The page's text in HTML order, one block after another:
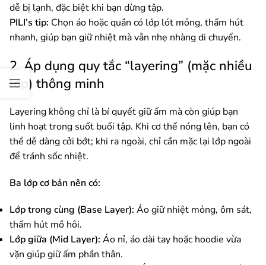
dễ bị lạnh, đặc biệt khi bạn dừng tập.
PILI’s tip: Chọn áo hoặc quần có lớp lót mỏng, thấm hút
nhanh, giúp bạn giữ nhiệt mà vẫn nhẹ nhàng di chuyển.
2. Áp dụng quy tắc “layering” (mặc nhiều
lớp) thông minh
Layering không chỉ là bí quyết giữ ấm mà còn giúp bạn
linh hoạt trong suốt buổi tập. Khi cơ thể nóng lên, bạn có
thể dễ dàng cởi bớt; khi ra ngoài, chỉ cần mặc lại lớp ngoài
để tránh sốc nhiệt.
Ba lớp cơ bản nên có:
Lớp trong cùng (Base Layer): Áo giữ nhiệt mỏng, ôm sát,
thấm hút mồ hôi.
Lớp giữa (Mid Layer): Áo nỉ, áo dài tay hoặc hoodie vừa
vặn giúp giữ ấm phần thân.